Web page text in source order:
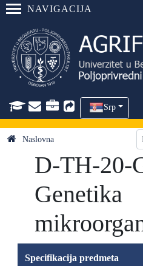
NAVIGACIJA
Srp
Naslovna
D-TH-20-
Genetika
Specifikacija predmeta